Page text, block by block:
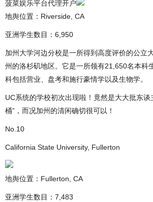
菠菜娱乐平台代理开户
地舆位置：Riverside, CA
亚洲学生数目：6,950
加州大学河边分校是一所得到高度评价的公立
州的洛杉矶地区。它是一所领有21,650名本科
科包括营业、盘考和施行豪情学以及生物学。
UC系统的学校初次出现啦！竟然是大大批东谈
桶”，而况加州的清闲确切很可以！
No.10
California State University, Fullerton
地舆位置：Fullerton, CA
亚洲学生数目：7,483